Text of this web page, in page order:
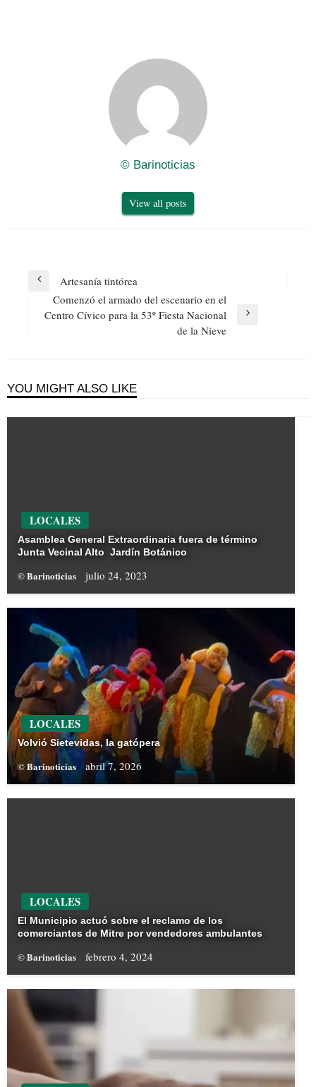
© Barinoticias
View all posts
Navegación
entradas
PreviousArtesanía tintórea
Next
Comenzó el armado del escenario en el
Centro Cívico para la 53º Fiesta Nacional
de la Nieve
YOU MIGHT ALSO LIKE
LOCALES
Asamblea General Extraordinaria fuera de término
Junta Vecinal Alto Jardín Botánico
© Barinoticias julio 24, 2023
LOCALES
Volvió Sietevidas, la gatópera
© Barinoticias abril 7, 2026
LOCALES
El Municipio actuó sobre el reclamo de los
comerciantes de Mitre por vendedores ambulantes
© Barinoticias febrero 4, 2024